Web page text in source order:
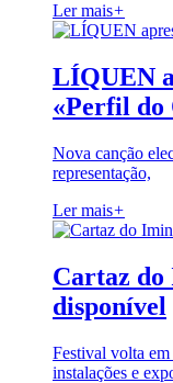
Ler mais+
LÍQUEN
«Perfil do
Nova canção
representação,
Ler mais+
Cartaz do
disponível
Festival volta em
instalações e